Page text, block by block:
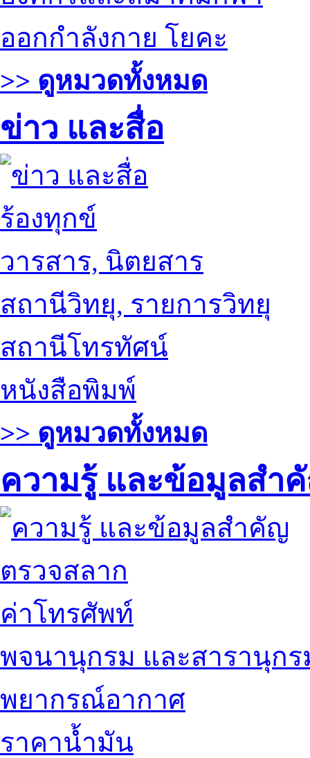
ออกกำลังกาย โยคะ
>> ดูหมวดทั้งหมด
ข่าว และสื่อ
ร้องทุกข์
วารสาร, นิตยสาร
สถานีวิทยุ, รายการวิทยุ
สถานีโทรทัศน์
หนังสือพิมพ์
>> ดูหมวดทั้งหมด
ความรู้ และข้อมูลสำ
ตรวจสลาก
ค่าโทรศัพท์
พจนานุกรม และสารานุกร
พยากรณ์อากาศ
ราคาน้ำมัน